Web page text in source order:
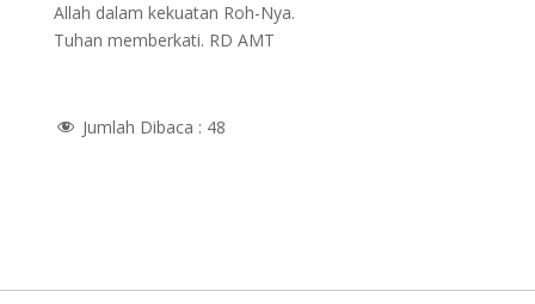
Allah dalam kekuatan Roh-Nya.
Tuhan memberkati. RD AMT
Jumlah Dibaca : 48